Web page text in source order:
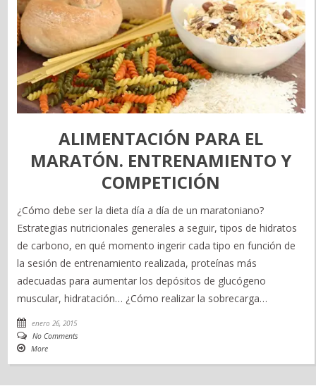
ALIMENTACIÓN PARA EL
MARATÓN. ENTRENAMIENTO Y
COMPETICIÓN
¿Cómo debe ser la dieta día a día de un maratoniano?
Estrategias nutricionales generales a seguir, tipos de hidratos
de carbono, en qué momento ingerir cada tipo en función de
la sesión de entrenamiento realizada, proteínas más
adecuadas para aumentar los depósitos de glucógeno
muscular, hidratación… ¿Cómo realizar la sobrecarga…
enero 26, 2015
No Comments
More